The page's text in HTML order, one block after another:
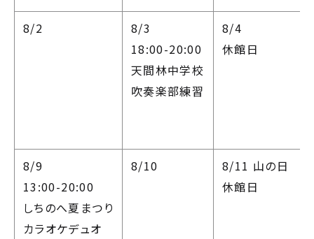
8/2
8/3
18:00-20:00
天間林中学校
吹奏楽部練習
8/4
休館日
8/9
13:00-20:00
しちのへ夏まつり
カラオケデュオ
8/10 8/11 山の日
休館日